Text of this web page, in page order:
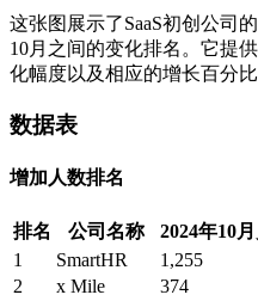
这张图展示了SaaS初创公司
10月之间的变化排名。它提
化幅度以及相应的增长百分比
数据表
增加人数排名
排名 公司名称 2024年10
1
SmartHR 1,255
2
x Mile 374